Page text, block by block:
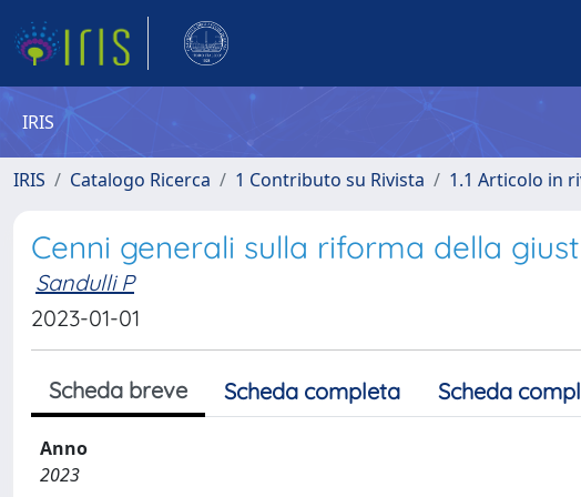
IRIS
IRIS Catalogo Ricerca 1 Contributo su Rivista 1.1 Articolo in
Cenni generali sulla riforma della
Sandulli P
2023-01-01
Scheda breve Scheda completa Scheda
Anno
2023